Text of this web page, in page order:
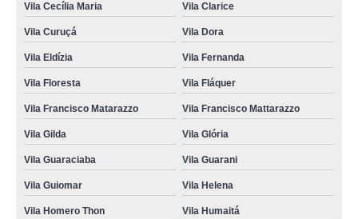
Vila Cecília Maria Vila Clarice
Vila Curuçá Vila Dora
Vila Eldízia Vila Fernanda
Vila Floresta Vila Fláquer
Vila Francisco Matarazzo Vila Francisco Mattarazzo
Vila Gilda Vila Glória
Vila Guaraciaba Vila Guarani
Vila Guiomar Vila Helena
Vila Homero Thon Vila Humaitá